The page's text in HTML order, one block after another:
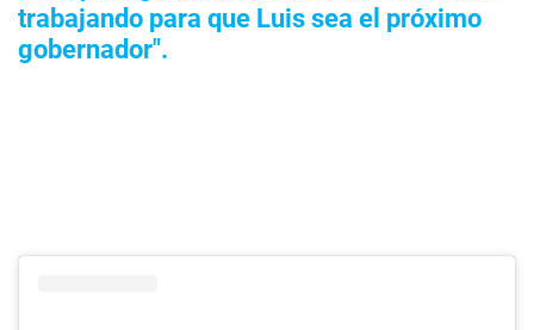
trabajando para que Luis sea el próximo
gobernador".